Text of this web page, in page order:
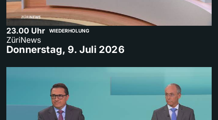
23.00 Uhr WIEDERHOLUNG
ZüriNews
Donnerstag, 9. Juli 2026